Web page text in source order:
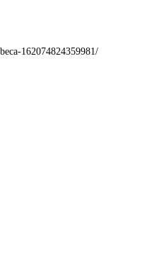
162074824359981/